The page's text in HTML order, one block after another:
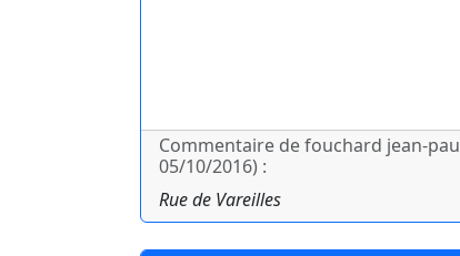
Commentaire de fouchard jean-
05/10/2016) :
Rue de Vareilles